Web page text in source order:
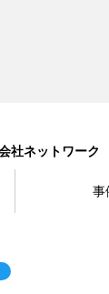
社ネットワーク
事